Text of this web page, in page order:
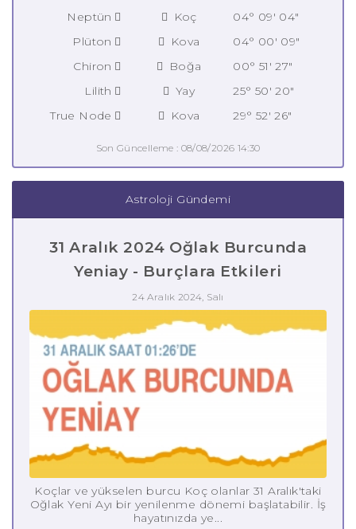
Neptün
Koç
04° 09' 04"
Plüton
Kova
04° 00' 09"
Chiron
Boğa
00° 51' 27"
Lilith
Yay
25° 50' 20"
True Node
Kova 29° 52' 26"
Son Güncelleme : 08/08/2026 14:30
Astroloji Gündemi
31 Aralık 2024 Oğlak Burcunda
Yeniay - Burçlara Etkileri
24 Aralık 2024, Salı
Koçlar ve yükselen burcu Koç olanlar 31 Aralık'taki
Oğlak Yeni Ayı bir yenilenme dönemi başlatabilir. İş
hayatınızda ye...